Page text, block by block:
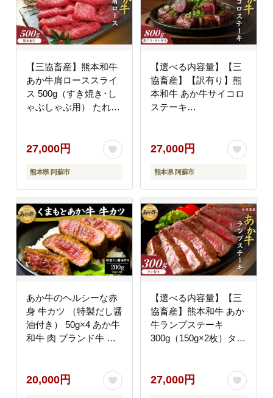
【三協畜産】熊本和牛
あか牛肩ローススライ
ス 500g（すき焼き･し
ゃぶしゃぶ用） たれ無
り物 贈答用 豪華 おか
ず 手軽 ご褒美 お祝い
人気 晩ご飯 熊本県 阿
蘇市
27,000円
熊本県 阿蘇市
【選べる内容量】【三
協畜産】【訳有り】熊
本和牛 あか牛サイコロ
ステーキ
国産 簡単 お取り寄せ
冷凍 お土産 ギフト 贈
り物 贈答用 豪華 おか
ず 簡単 手軽 贅沢 ご褒
熊本県 阿蘇市
27,000円
熊本県 阿蘇市
あか牛のヘルシーな赤
身 牛カツ （特製だし醤
油付き） 50g×4 あか牛
和牛 肉 ブランド牛 牛
製だし醤油 贅沢 豪華
20,000円
【選べる内容量】【三
協畜産】熊本和牛 あか
牛ランプステーキ
300g（150g×2枚）タレ
せ 冷凍 お土産 ギフト
贈り物 贈答用 豪華 お
27,000円